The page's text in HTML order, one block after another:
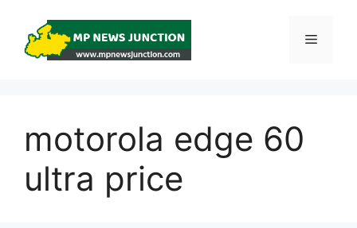
content
Menu
motorola edge 60
ultra price